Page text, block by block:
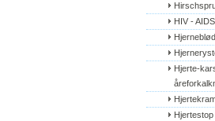
HIV - AIDS
Hjerte-
Hjertestop